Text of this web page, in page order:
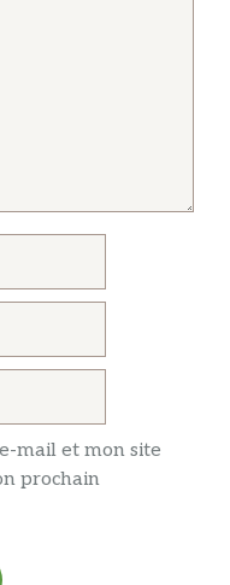
mail et mon site
prochain